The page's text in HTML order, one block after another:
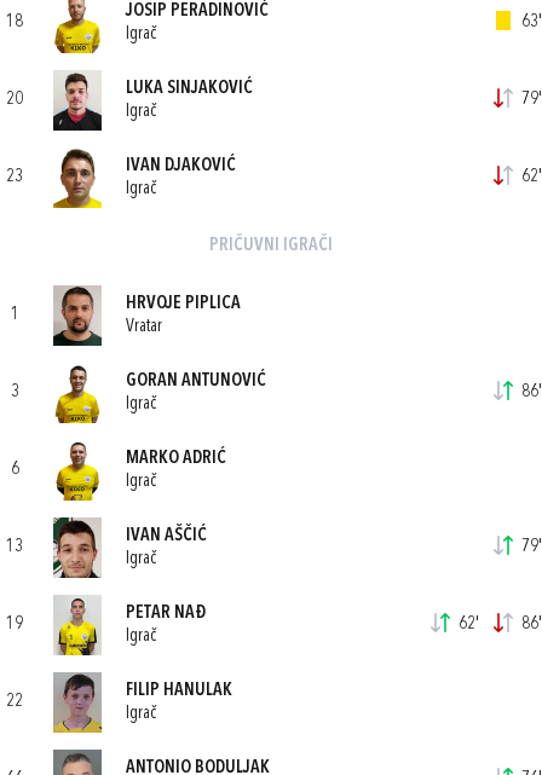
18
JOSIP PERADINOVIĆ
Igrač
63'
20
LUKA SINJAKOVIĆ
Igrač
79'
23
IVAN DJAKOVIĆ
Igrač
62'
PRIČUVNI IGRAČI
1
HRVOJE PIPLICA
Vratar
3
GORAN ANTUNOVIĆ
Igrač
86'
6
MARKO ADRIĆ
Igrač
13
IVAN AŠČIĆ
Igrač
79'
19
PETAR NAĐ
Igrač
62' 86'
22
FILIP HANULAK
Igrač
ANTONIO BODULJAK